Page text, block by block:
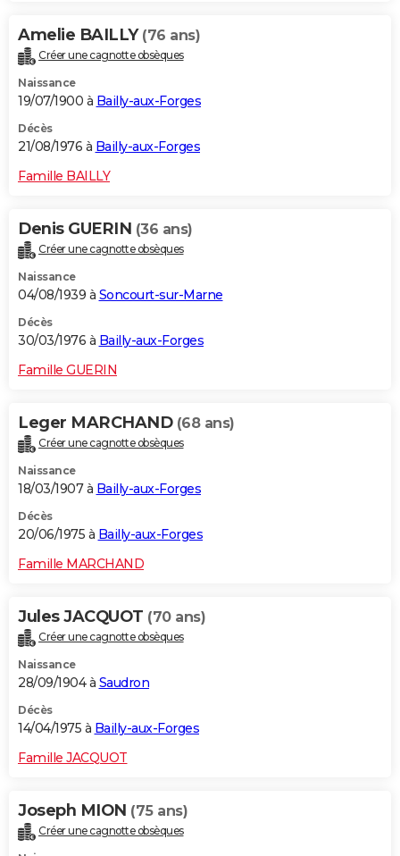
Amelie BAILLY (76 ans)
Créer une cagnotte obsèques
Naissance
19/07/1900 à Bailly-aux-Forges
Décès
21/08/1976 à Bailly-aux-Forges
Famille BAILLY
Denis GUERIN (36 ans)
Créer une cagnotte obsèques
Naissance
04/08/1939 à Soncourt-sur-Marne
Décès
30/03/1976 à Bailly-aux-Forges
Famille GUERIN
Leger MARCHAND (68 ans)
Créer une cagnotte obsèques
Naissance
18/03/1907 à Bailly-aux-Forges
Décès
20/06/1975 à Bailly-aux-Forges
Famille MARCHAND
Jules JACQUOT (70 ans)
Créer une cagnotte obsèques
Naissance
28/09/1904 à Saudron
Décès
14/04/1975 à Bailly-aux-Forges
Famille JACQUOT
Joseph MION (75 ans)
Créer une cagnotte obsèques